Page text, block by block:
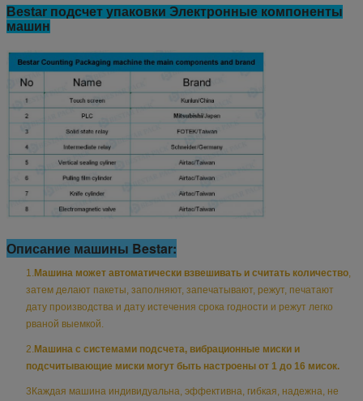
Bestar подсчет упаковки Электронные компоненты
машин
Описание машины Bestar:
1. Машина может автоматически взвешивать и считать количество
затем делают пакеты, заполняют, запечатывают, режут, печатают
дату производства и дату истечения срока годности и режут легко
рваной выемкой.
2. Машина с системами подсчета, вибрационные миски и
подсчитывающие миски могут быть настроены от 1 до 16 мисок.
3Каждая машина индивидуальна, эффективна, гибкая, надежна, не